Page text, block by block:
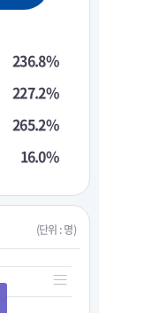
236.8%
227.2%
265.2%
16.0%
(단위 : 명)